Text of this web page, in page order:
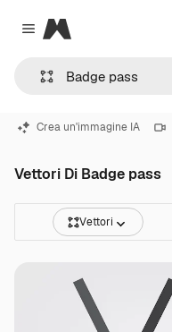
Close menu
Magnific
Crea un'immagine IA
Vettori Di Badge pass
Vettori